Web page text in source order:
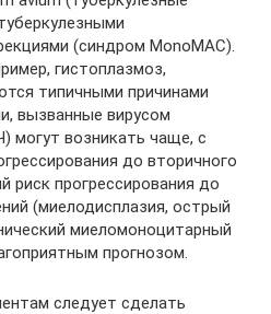
(синдром MonoMAC).
гистоплазмоз,
типичными причинами
вызванные вирусом
могут возникать чаще, с
до вторичного
риск прогрессирования до
(миелодисплазия, острый
миеломоноцитарный
прогнозом.
следует сделать